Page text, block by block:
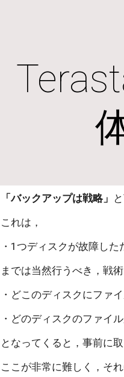
「バックアップは戦略」
これは，
・1つディスクが故障し
までは当然行うべき，戦
・どこのディスクにファ
・どのディスクのファイ
となってくると，事前に
ここが非常に難しく，そ